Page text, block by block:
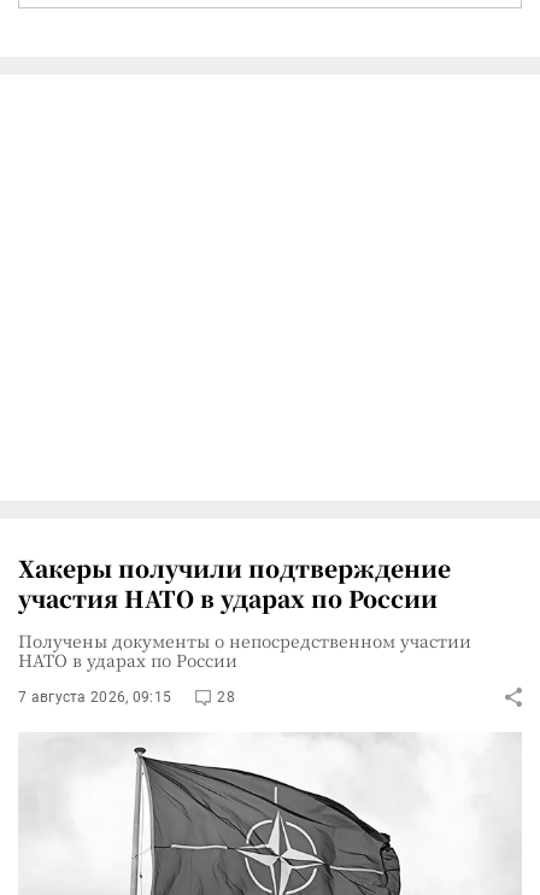
Хакеры получили подтверждение
участия НАТО в ударах по России
Получены документы о непосредственном участии
НАТО в ударах по России
7 августа 2026, 09:15 28